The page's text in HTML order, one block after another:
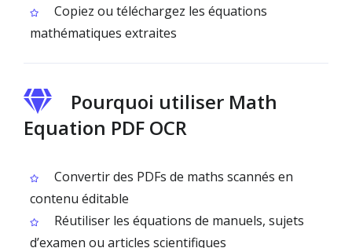
Copiez ou téléchargez les équations
mathématiques extraites
Pourquoi utiliser Math
Equation PDF OCR
Convertir des PDFs de maths scannés en
contenu éditable
Réutiliser les équations de manuels, sujets
d’examen ou articles scientifiques